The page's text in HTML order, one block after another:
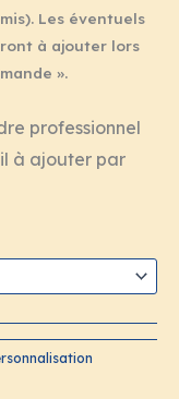
Les éventuels
à ajouter lors
».
professionnel
à ajouter par